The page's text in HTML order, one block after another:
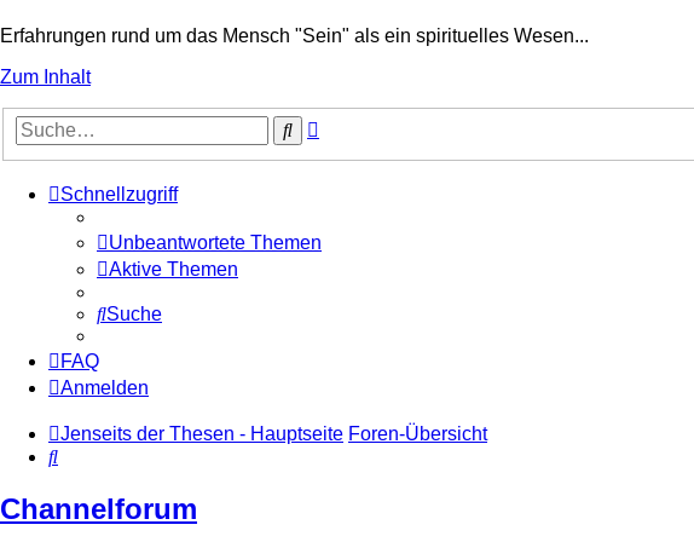
Erfahrungen rund um das Mensch "Sein" als ein spirituelles Wesen...
Zum Inhalt
Suche
Schnellzugriff
Unbeantwortete Themen
Aktive Themen
Suche
FAQ
Anmelden
Jenseits der Thesen - Hauptseite Foren-Übersicht
Suche
Channelforum